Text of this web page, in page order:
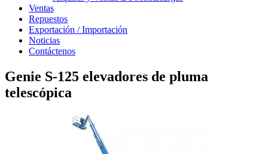
Ventas
Repuestos
Exportación / Importación
Noticias
Contáctenos
Genie S-125 elevadores de pluma
telescópica